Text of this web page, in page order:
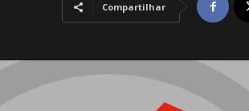
Compartilhar